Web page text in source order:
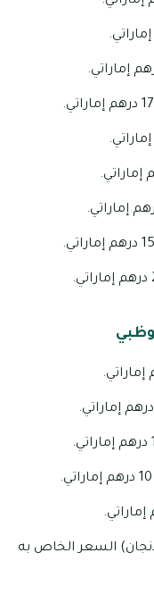
السعر الخاص به